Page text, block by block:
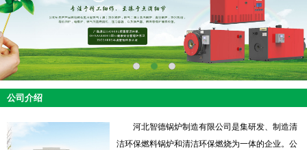
公司介绍
河北智德锅炉制造有限公司是集研发、制造清
洁环保燃料锅炉和清洁环保燃烧为一体的企业。公